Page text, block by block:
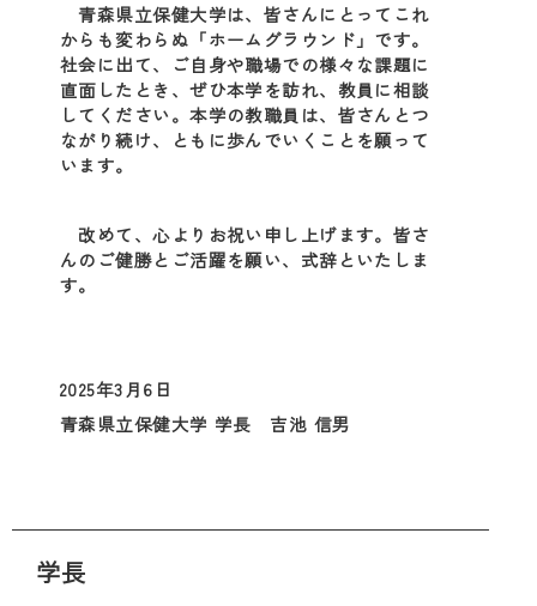
青森県立保健大学は、皆さんにとってこれ
からも変わらぬ「ホームグラウンド」です。
社会に出て、ご自身や職場での様々な課題に
直面したとき、ぜひ本学を訪れ、教員に相談
してください。本学の教職員は、皆さんとつ
ながり続け、ともに歩んでいくことを願って
います。
改めて、心よりお祝い申し上げます。皆さ
んのご健勝とご活躍を願い、式辞といたしま
す。
2025年3月6日
青森県立保健大学 学長 吉池 信男
学長